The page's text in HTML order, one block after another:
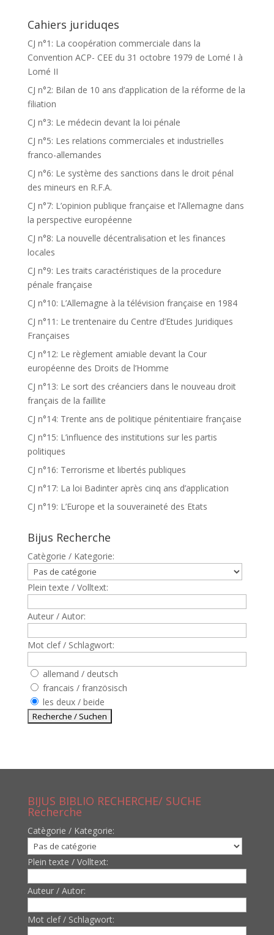
Cahiers juriduqes
CJ n°1: La coopération commerciale dans la
Convention ACP- CEE du 31 octobre 1979 de Lomé I à
Lomé II
CJ n°2: Bilan de 10 ans d’application de la réforme de la
filiation
CJ n°3: Le médecin devant la loi pénale
CJ n°5: Les relations commerciales et industrielles
franco-allemandes
CJ n°6: Le système des sanctions dans le droit pénal
des mineurs en R.F.A.
CJ n°7: L’opinion publique française et l’Allemagne dans
la perspective européenne
CJ n°8: La nouvelle décentralisation et les finances
locales
CJ n°9: Les traits caractéristiques de la procedure
pénale française
CJ n°10: L’Allemagne à la télévision française en 1984
CJ n°11: Le trentenaire du Centre d’Etudes Juridiques
Françaises
CJ n°12: Le règlement amiable devant la Cour
européenne des Droits de l’Homme
CJ n°13: Le sort des créanciers dans le nouveau droit
français de la faillite
CJ n°14: Trente ans de politique pénitentiaire française
CJ n°15: L’influence des institutions sur les partis
politiques
CJ n°16: Terrorisme et libertés publiques
CJ n°17: La loi Badinter après cinq ans d’application
CJ n°19: L’Europe et la souveraineté des Etats
Bijus Recherche
Catègorie / Kategorie:
Plein texte / Volltext:
Auteur / Autor:
Mot clef / Schlagwort:
allemand / deutsch
francais / französisch
les deux / beide
BIJUS BIBLIO RECHERCHE/ SUCHE
Recherche
Catègorie / Kategorie:
Plein texte / Volltext:
Auteur / Autor:
Mot clef / Schlagwort: